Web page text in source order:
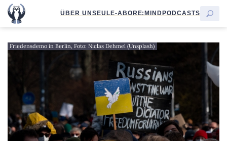
ÜBER UNSEULE-ABORE:MINDPODCASTS
Friedensdemo in Berlin, Foto: Niclas Dehmel (Unsplash)